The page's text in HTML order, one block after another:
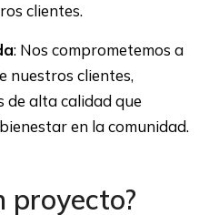
clientes.
: Nos comprometemos a
nuestros clientes,
de alta calidad que
en la comunidad.
proyecto?